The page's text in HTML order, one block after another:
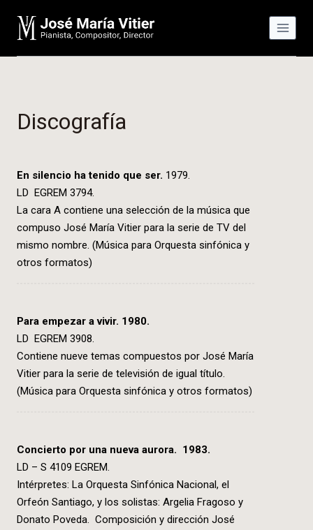
contenido
Discografía
En silencio ha tenido que ser. 1979.
LD EGREM 3794.
La cara A contiene una selección de la música que
compuso José María Vitier para la serie de TV del
mismo nombre. (Música para Orquesta sinfónica y
otros formatos)
Para empezar a vivir. 1980.
LD EGREM 3908.
Contiene nueve temas compuestos por José María
Vitier para la serie de televisión de igual título.
(Música para Orquesta sinfónica y otros formatos)
Concierto por una nueva aurora. 1983.
LD – S 4109 EGREM.
Intérpretes: La Orquesta Sinfónica Nacional, el
Orfeón Santiago, y los solistas: Argelia Fragoso y
Donato Poveda. Composición y dirección José